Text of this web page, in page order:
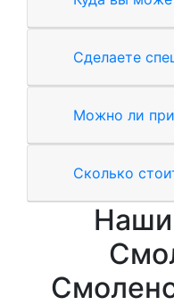
Сделаете
Можно ли
Сколько
Наши